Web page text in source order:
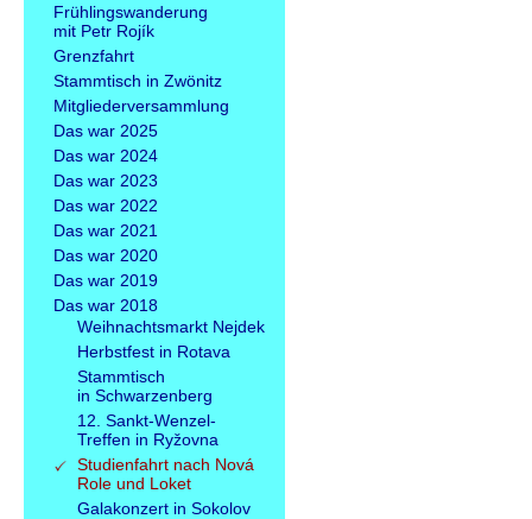
Frühlingswanderung
mit Petr Rojík
Grenzfahrt
Stammtisch in Zwönitz
Mitgliederversammlung
Das war 2025
Das war 2024
Das war 2023
Das war 2022
Das war 2021
Das war 2020
Das war 2019
Das war 2018
Weihnachtsmarkt Nejdek
Herbstfest in Rotava
Stammtisch
in Schwarzenberg
12. Sankt-Wenzel-
Treffen in Ryžovna
Studienfahrt nach Nová
Role und Loket
Galakonzert in Sokolov